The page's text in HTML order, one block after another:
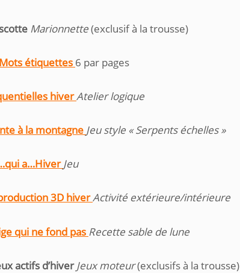
Marionnette(exclusif à la trousse)
étiquettes 6 par pages
hiverAtelier logique
à la montagne Jeu style « Serpents échelles »
a…HiverJeu
3D hiverActivité extérieure/intérieure
qui ne fond pas Recette sable de lune
actifs d’hiver Jeux moteur(exclusifs à la trousse)